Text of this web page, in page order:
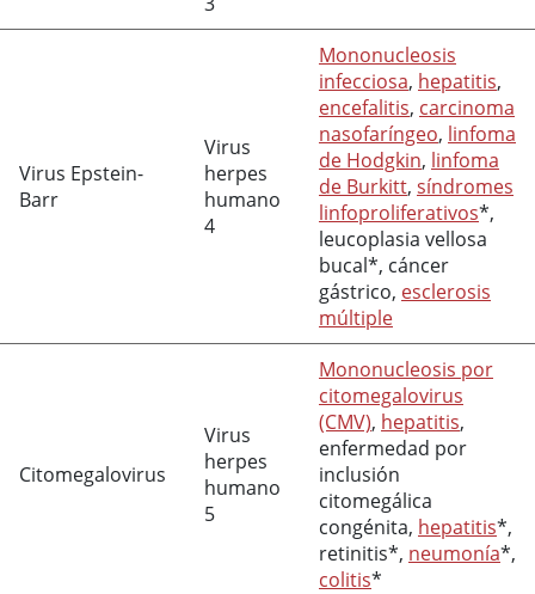
Virus Epstein-
Barr
Virus
herpes
humano
4
Mononucleosis
infecciosa, hepatitis,
encefalitis, carcinoma
nasofaríngeo, linfoma
de Hodgkin, linfoma
de Burkitt, síndromes
linfoproliferativos*,
leucoplasia vellosa
bucal*, cáncer
gástrico, esclerosis
múltiple
Citomegalovirus
Virus
herpes
humano
5
Mononucleosis por
citomegalovirus
(CMV), hepatitis,
enfermedad por
inclusión
citomegálica
congénita, hepatitis*,
retinitis*, neumonía*,
colitis*